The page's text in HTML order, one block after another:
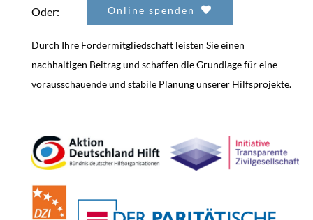
Oder: Online spenden
Durch Ihre Fördermitgliedschaft leisten Sie einen
nachhaltigen Beitrag und schaffen die Grundlage für eine
vorausschauende und stabile Planung unserer Hilfsprojekte.